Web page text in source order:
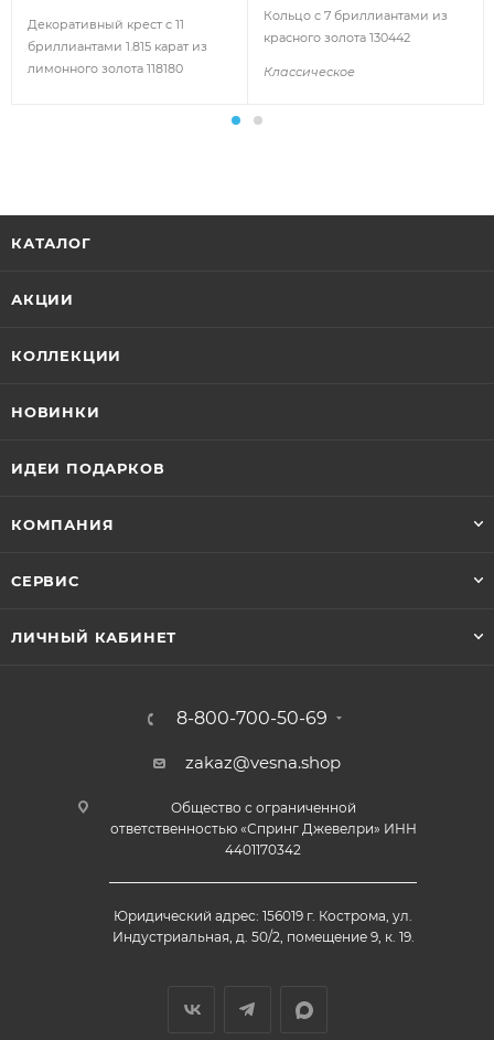
Декоративный крест с 11
бриллиантами 1.815 карат из
лимонного золота 118180
Кольцо с 7 бриллиантами из
красного золота 130442
Классическое
КАТАЛОГ
АКЦИИ
КОЛЛЕКЦИИ
НОВИНКИ
ИДЕИ ПОДАРКОВ
КОМПАНИЯ
СЕРВИС
ЛИЧНЫЙ КАБИНЕТ
8-800-700-50-69
zakaz@vesna.shop
Общество с ограниченной
ответственностью «Спринг Джевелри» ИНН
4401170342
Юридический адрес: 156019 г. Кострома, ул.
Индустриальная, д. 50/2, помещение 9, к. 19.